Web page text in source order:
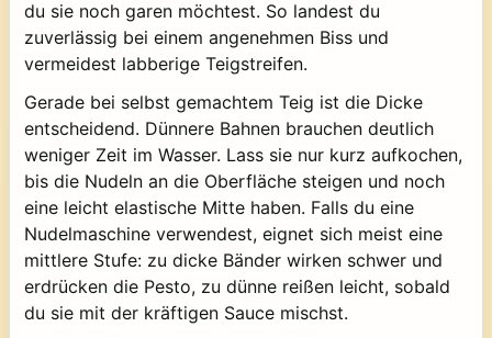
du sie noch garen möchtest. So landest du
zuverlässig bei einem angenehmen Biss und
vermeidest labberige Teigstreifen.
Gerade bei selbst gemachtem Teig ist die Dicke
entscheidend. Dünnere Bahnen brauchen deutlich
weniger Zeit im Wasser. Lass sie nur kurz aufkochen,
bis die Nudeln an die Oberfläche steigen und noch
eine leicht elastische Mitte haben. Falls du eine
Nudelmaschine verwendest, eignet sich meist eine
mittlere Stufe: zu dicke Bänder wirken schwer und
erdrücken die Pesto, zu dünne reißen leicht, sobald
du sie mit der kräftigen Sauce mischst.